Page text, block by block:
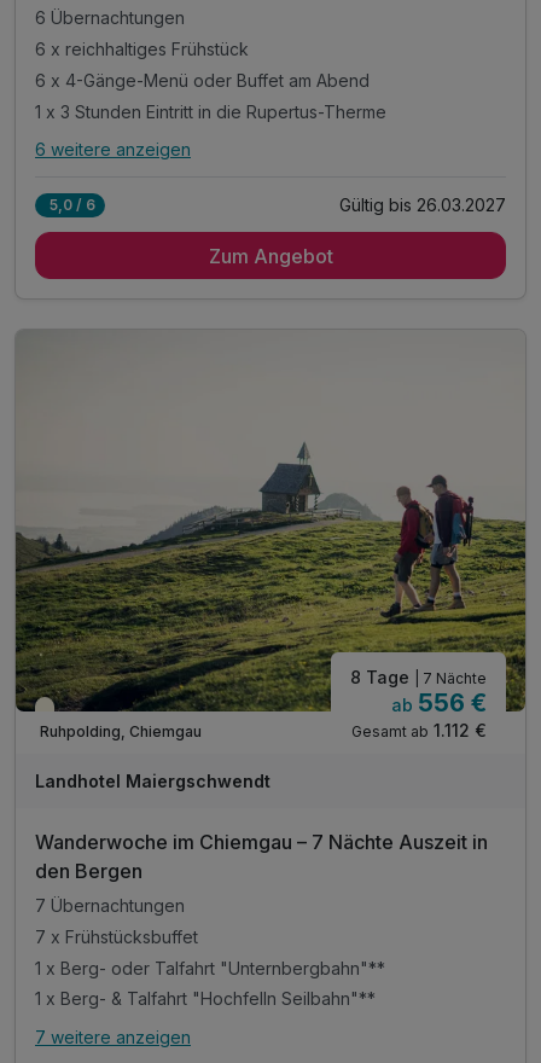
6 Übernachtungen
6 x reichhaltiges Frühstück
6 x 4-Gänge-Menü oder Buffet am Abend
1 x 3 Stunden Eintritt in die Rupertus-Therme
Alle Inklusivleistungen
6 x reichhaltiges Frühstück
1 x Berg- oder Talfahrt "Unternbergbahn"*
inkl. Eintritt Glockenschmiede und Heimatmuseum*
inkl. Chiemgau Card mit vielen weiteren Angeboten
6 weitere anzeigen
5,0 / 6 Gültig bis 26.03.2027
Zum Angebot
Teilweise ausgelastet
Ruhpolding, Chiemgau
8 Tage | 7 Nächte
ab 556 €
Gesamt ab 1.112 €
Landhotel Maiergschwendt
Wanderwoche im Chiemgau – 7 Nächte Auszeit in
den Bergen
7 Übernachtungen
7 x Frühstücksbuffet
1 x Berg- oder Talfahrt "Unternbergbahn"**
1 x Berg- & Talfahrt "Hochfelln Seilbahn"**
Alle Inklusivleistungen
7 weitere anzeigen